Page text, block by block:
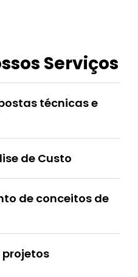
Serviços
técnicas e
de Custo
de conceitos de
projetos